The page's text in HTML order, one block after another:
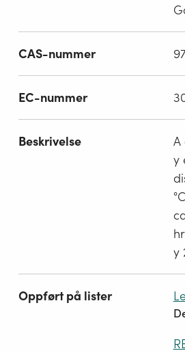
CAS-nummer
EC-nummer
Beskrivelse
A
y
y
Oppført på lister